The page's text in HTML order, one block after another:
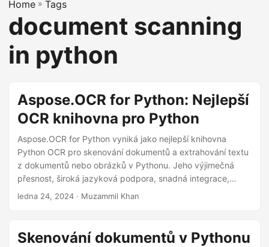
t
n
a
v
a
Home » Tags
document scanning
in python
Aspose.OCR for Python: Nejlepší
OCR knihovna pro Python
Aspose.OCR for Python vyniká jako nejlepší knihovna
Python OCR pro skenování dokumentů a extrahování textu
z dokumentů nebo obrázků v Pythonu. Jeho výjimečná
přesnost, široká jazyková podpora, snadná integrace,
robustní zpracování obrazu a všestrannost z něj činí
ledna 24, 2024 · Muzammil Khan
Skenování dokumentů v Pythonu